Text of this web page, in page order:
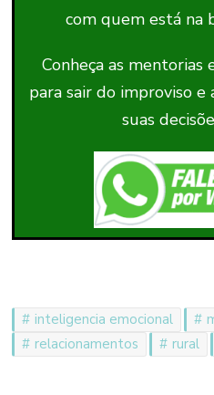
com quem está na
Conheça as mentorias
para sair do improviso
suas
inteligencia emocional
relacionamentos
rural